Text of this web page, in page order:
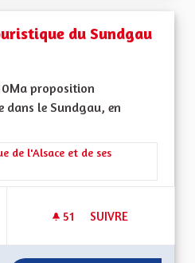
du Sundgau
proposition
dans le Sundgau, en
catégorie : L'attractivité
de l'Alsace et de ses
51 51 ABONNÉS
SUIVRE